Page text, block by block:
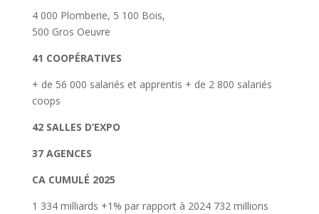
4 000 Plomberie, 5 100 Bois,
500 Gros Oeuvre
41 COOPÉRATIVES
+ de 56 000 salariés et apprentis + de 2 800 salariés
coops
42 SALLES D’EXPO
37 AGENCES
CA CUMULÉ 2025
1 334 milliards +1% par rapport à 2024 732 millions